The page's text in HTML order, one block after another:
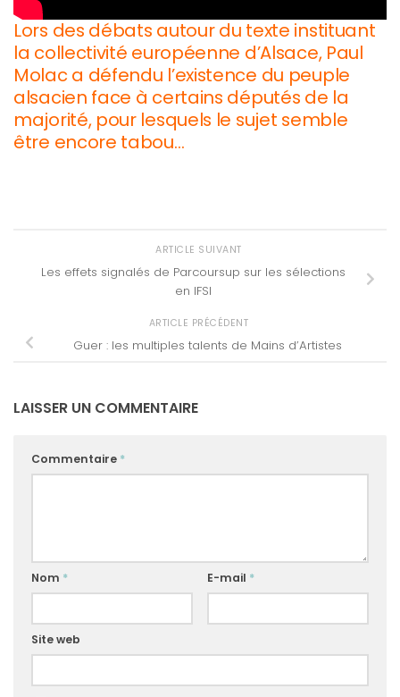
Lors des débats autour du texte instituant
la collectivité européenne d’Alsace, Paul
Molac a défendu l’existence du peuple
alsacien face à certains députés de la
majorité, pour lesquels le sujet semble
être encore tabou…
ARTICLE SUIVANT
Les effets signalés de Parcoursup sur les sélections
en IFSI
ARTICLE PRÉCÉDENT
Guer : les multiples talents de Mains d’Artistes
LAISSER UN COMMENTAIRE
Commentaire *
Nom * E-mail *
Site web